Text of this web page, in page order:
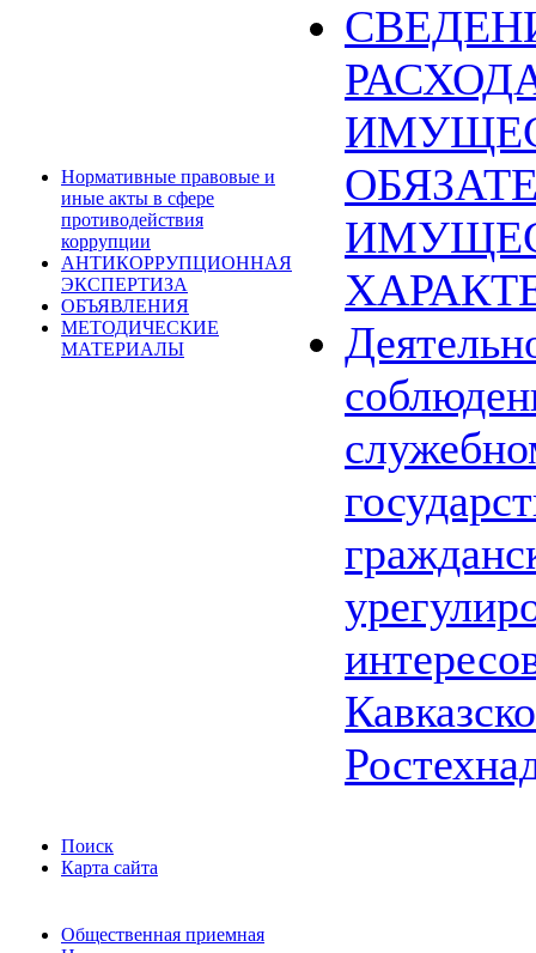
Нормативные правовые и
иные акты в сфере
противодействия
коррупции
АНТИКОРРУПЦИОННАЯ
ЭКСПЕРТИЗА
ОБЪЯВЛЕНИЯ
МЕТОДИЧЕСКИЕ
МАТЕРИАЛЫ
Поиск
Карта сайта
Общественная приемная